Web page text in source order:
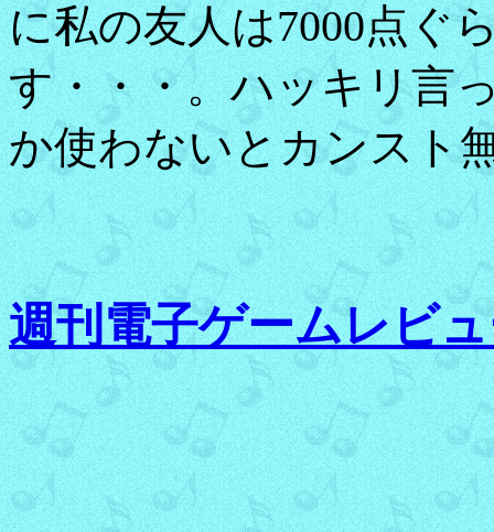
に私の友人は7000点ぐ
す・・・。ハッキリ言
か使わないとカンスト
週刊電子ゲームレビ